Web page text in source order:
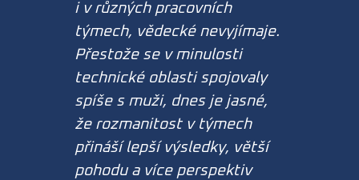
i v různých pracovních
týmech, vědecké nevyjímaje.
Přestože se v minulosti
technické oblasti spojovaly
spíše s muži, dnes je jasné,
že rozmanitost v týmech
přináší lepší výsledky, větší
pohodu a více perspektiv